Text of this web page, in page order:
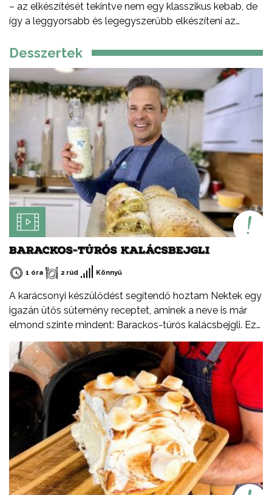
– az elkészítését tekintve nem egy klasszikus kebab, de
így a leggyorsabb és legegyszerűbb elkészíteni az
érdemes bárányhúst választani? Kiváló minőségű,
vitamin-tartalmú. Gazdag íze és lágy textúrája
különlegessé teszi az ételeket. Prémium alapanyag,
amely az egyik legfenntarthatóbb forrásból származik.
Desszertek
BARACKOS-TÚRÓS KALÁCSBEJGLI
1 óra 2 rúd Könnyű
A karácsonyi készülődést segítendő hoztam Nektek egy
igazán ütős sütemény receptet, aminek a neve is már
elmond szinte mindent: Barackos-túrós kalácsbejgli. Ez
nem tévedés, a kalács puhaságát ötvöztem a bejgli
omlósságával, valamint a baracklekvár és rögös túró
ízvilágával. Tudtátok, hogy a rögös túró egy igazi,
magyar specialitás? Jellegzetes íze és állaga különbözik
a más országokban kapható verzióktól, ebben a
formában csak Magyarországon létezik. Ezúton
szeretném felhívni a figyelmetek a Tejszív emblémára is,
ami nem egy márka, hanem a Tej Terméktanács
védjegye. Ha egy tejtermék csomagolásán látod, biztos
lehetsz benne, hogy magyar termék, csak és kizárólag
tejből vagy annak melléktermékeiből készült (író, savó).